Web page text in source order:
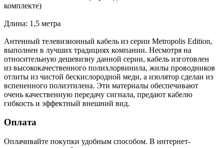
комплекте)
Длина: 1,5 метра
Антенный телевизионный кабель из серии Metropolis Edition,
выполнен в лучших традициях компании. Несмотря на
относительную дешевизну данной серии, кабель изготовлен
из высококачественного полихлорвинила, жилы проводников
отлиты из чистой бескислородной меди, а изолятор сделан из
вспененного полиэтилена. Эти материалы обеспечивают
очень качественную передачу сигнала, предают кабелю
гибкость и эффектный внешний вид.
Оплата
Оплачивайте покупки удобным способом. В интернет-